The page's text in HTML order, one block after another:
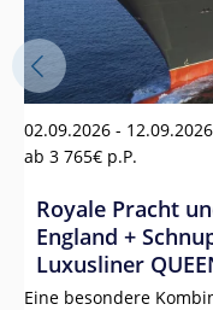
02.09.2026 - 12.09.2026
ab 3 765€ p.P.
Royale Pracht
England +
Luxusliner
Eine besondere